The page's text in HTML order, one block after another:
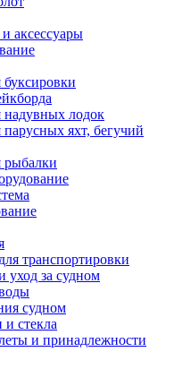
аксессуары
надувных лодок
яхт, бегучий
рыбалки
транспортировки
уход за судном
судном
и стекла
и принадлежности